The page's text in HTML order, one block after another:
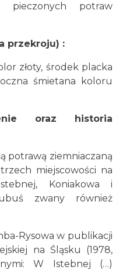
pieczonych potraw
przekroju) :
złoty, środek placka
śmietana koloru
oraz historia
ziemniaczaną
miejscowości na
Koniakowa i
zwany również
Rysowa w publikacji
na Śląsku (1978,
W Istebnej (…)